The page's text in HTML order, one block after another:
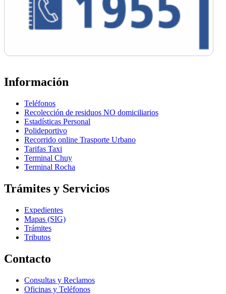
Información
Teléfonos
Recolección de residuos NO domiciliarios
Estadísticas Personal
Polideportivo
Recorrido online Trasporte Urbano
Tarifas Taxi
Terminal Chuy
Terminal Rocha
Trámites y Servicios
Expedientes
Mapas (SIG)
Trámites
Tributos
Contacto
Consultas y Reclamos
Oficinas y Teléfonos